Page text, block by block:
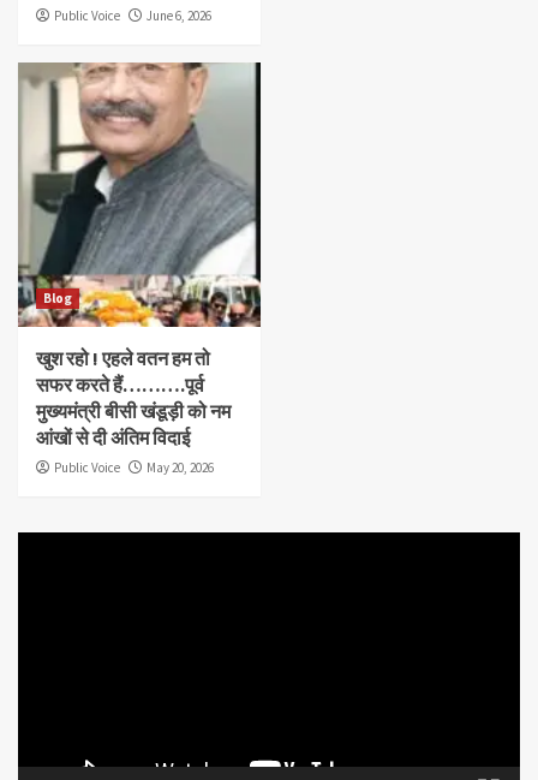
Public Voice June 6, 2026
Blog
खुश रहो ! एहले वतन हम तो
सफर करते हैं……….पूर्व
मुख्यमंत्री बीसी खंडूड़ी को नम
आंखों से दी अंतिम विदाई
Public Voice May 20, 2026